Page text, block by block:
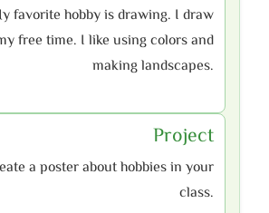
favorite hobby is drawing. I draw
free time. I like using colors and
making landscapes.
Project
a poster about hobbies in your
class.